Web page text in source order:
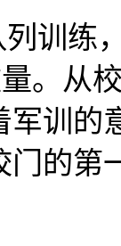
训练
量。从
军训
的第